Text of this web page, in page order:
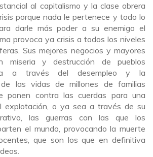
al capitalismo y la clase obrera
porque nada le pertenece y todo lo
darle más poder a su enemigo el
provoca ya crisis a todos los niveles
Sus mejores negocios y mayores
miseria y destrucción de pueblos
a través del desempleo y la
de las vidas de millones de familias
ponen contra las cuerdas para una
explotación, o ya sea a través de su
las guerras con las que los
el mundo, provocando la muerte
que son los que en definitiva